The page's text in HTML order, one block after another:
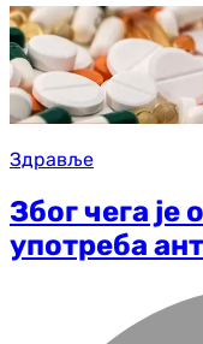
Здравље
Због чега је
употреба